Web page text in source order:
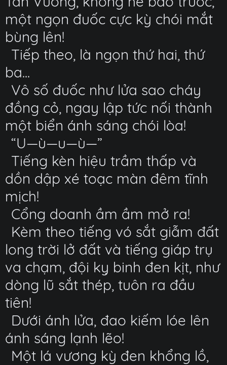
một ngọn đuốc cực kỳ chói mắt
bùng lên!
Tiếp theo, là ngọn thứ hai, thứ
ba...
Vô số đuốc như lửa sao cháy
đồng cỏ, ngay lập tức nối thành
một biển ánh sáng chói lòa!
“U—ù—u—ù—”
Tiếng kèn hiệu trầm thấp và
dồn dập xé toạc màn đêm tĩnh
mịch!
Cổng doanh ầm ầm mở ra!
Kèm theo tiếng vó sắt giẫm đất
long trời lở đất và tiếng giáp trụ
va chạm, đội kỵ binh đen kịt, như
dòng lũ sắt thép, tuôn ra đầu
tiên!
Dưới ánh lửa, đao kiếm lóe lên
ánh sáng lạnh lẽo!
Một lá vương kỳ đen khổng lồ,